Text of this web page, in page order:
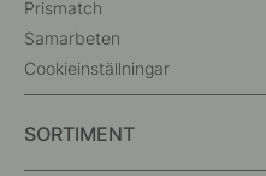
Prismatch
Samarbeten
Cookieinställningar
SORTIMENT